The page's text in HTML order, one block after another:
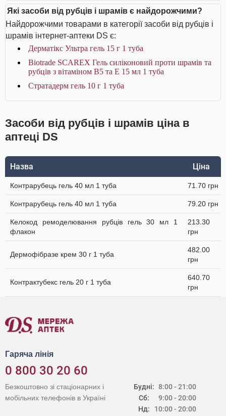
Які засоби від рубців і шрамів є найдорожчими?
Найдорожчими товарами в категорії засоби від рубців і
шрамів інтернет-аптеки DS є:
Дерматікс Ультра гель 15 г 1 туба
Biotrade SCAREX Гель силіконовий проти шрамів та
рубців з вітаміном В5 та Е 15 мл 1 туба
Стратадерм гель 10 г 1 туба
Засоби від рубців і шрамів ціна в
аптеці DS
Назва Ціна
Контрарубець гель 40 мл 1 туба 71.70 грн
Контрарубець гель 40 мл 1 туба 79.20 грн
Келокод ремоделювання рубців гель 30 мл 1
флакон
213.30
грн
Дермофібразе крем 30 г 1 туба
482.00
грн
Контрактубекс гель 20 г 1 туба
640.70
грн
Гаряча лінія
0 800 30 20 60
Будні:
Сб:
Нд:
8:00 - 21:00
9:00 - 20:00
10:00 - 20:00
Безкоштовно зі стаціонарних і
мобільних телефонів в Україні